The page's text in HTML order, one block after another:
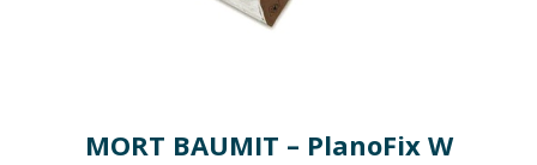
MORT BAUMIT – PlanoFix W